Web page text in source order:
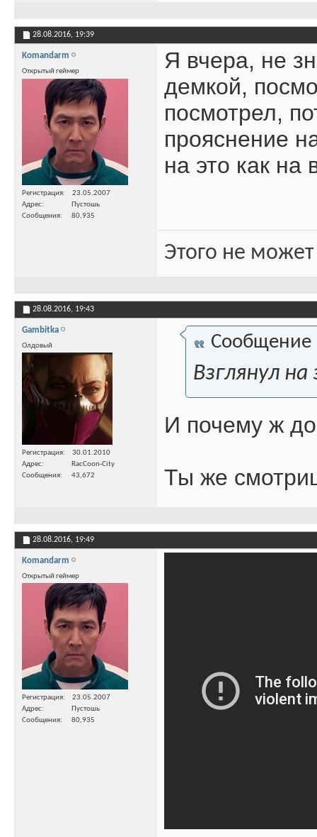
28.08.2016, 19:39
Komandarm
Открытый геймер
Регистрация
23.05.2007
Адрес
Пустошь
Сообщения
80,935
Я вчера, не
демкой,
посмотрел,
прояснение
на это как на
Этого не
28.08.2016, 19:43
Gambitka
Олдовый
Регистрация
30.01.2010
Адрес
RacCoon-City
Сообщения
43,672
Сообщение
Взглянул
И почему ж
Ты же
28.08.2016, 19:49
Komandarm
Открытый геймер
Регистрация
23.05.2007
Адрес
Пустошь
Сообщения
80,935